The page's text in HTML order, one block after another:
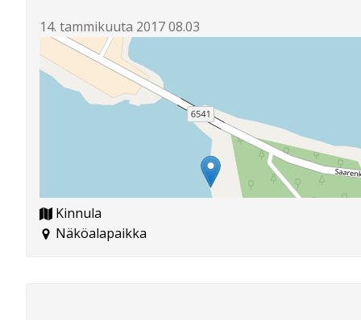
14. tammikuuta 2017 08.03
Kinnula
Näköalapaikka